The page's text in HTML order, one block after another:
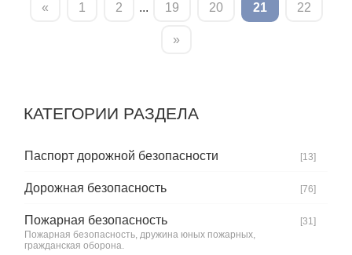
« 1 2 ... 19 20 21 22
»
КАТЕГОРИИ РАЗДЕЛА
Паспорт дорожной безопасности [13]
Дорожная безопасность [76]
Пожарная безопасность
[31]
Пожарная безопасность, дружина юных пожарных,
гражданская оборона.